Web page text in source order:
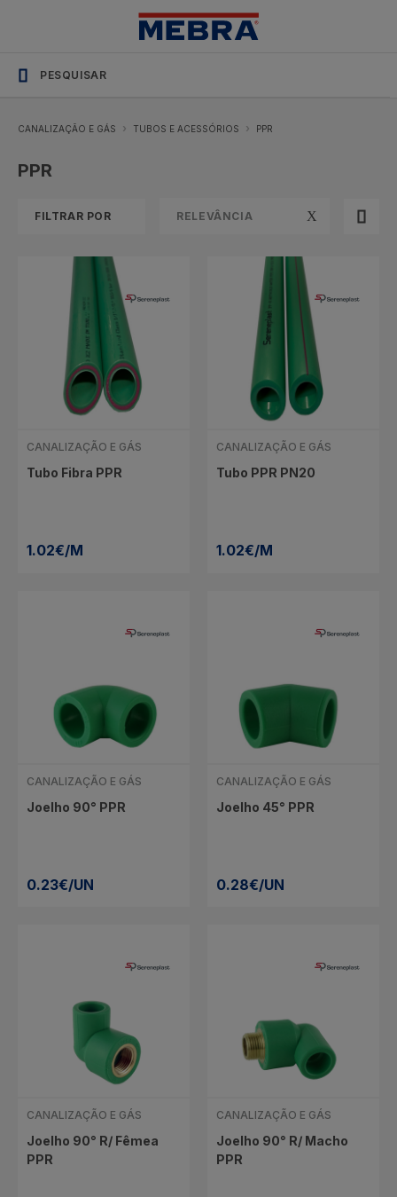
SHOP_CATEGORY_NAME
permanente
CANALIZAÇÃO E GÁS TUBOS E ACESSÓRIOS PPR
PPR
FILTRAR POR RELEVÂNCIA
CANALIZAÇÃO E GÁS
Tubo Fibra PPR
1.02€/M
CANALIZAÇÃO E GÁS
Tubo PPR PN20
1.02€/M
CANALIZAÇÃO E GÁS
Joelho 90° PPR
0.23€/UN
CANALIZAÇÃO E GÁS
Joelho 45° PPR
0.28€/UN
CANALIZAÇÃO E GÁS
Joelho 90° R/ Fêmea
PPR
CANALIZAÇÃO E GÁS
Joelho 90° R/ Macho
PPR